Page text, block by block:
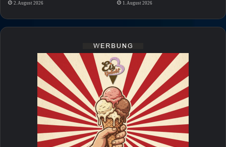
2. August 2026 1. August 2026